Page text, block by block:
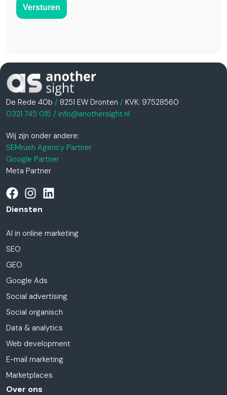
Versturen
De Rede 40b / 8251 EW Dronten / KVK: 97528560
0321 745 015 / info@anothersight.nl
Wij zijn onder andere:
SEMrush Agency Partner
Google Partner
Meta Partner
Diensten
AI in online marketing
SEO
GEO
Google Ads
Social advertising
Social organisch
Data & analytics
Web development
E-mail marketing
Marketplaces
Over ons